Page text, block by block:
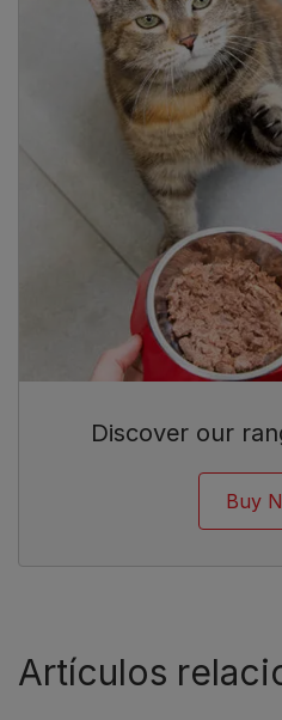
Discover our
Buy
Artículos